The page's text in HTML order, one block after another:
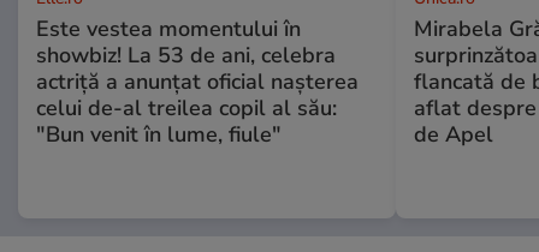
Este vestea momentului în
showbiz! La 53 de ani, celebra
actriță a anunțat oficial nașterea
celui de-al treilea copil al său:
"Bun venit în lume, fiule"
Mirabela
flancată de
aflat
de Apel